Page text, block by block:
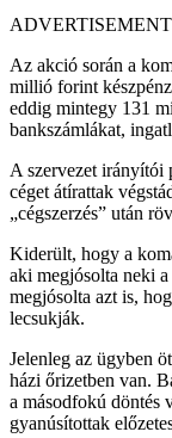
ADVERTISEMENT
Az akció során a
millió forint
eddig mintegy 131
bankszámlákat,
A szervezet irányítói
céget átírattak
„cégszerzés” után
Kiderült, hogy a
aki megjósolta neki
megjósolta azt is,
lecsukják.
Jelenleg az ügyben
házi őrizetben van.
a másodfokú döntés
gyanúsítottak